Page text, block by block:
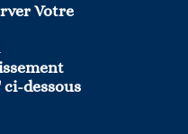
Votre
ci-dessous